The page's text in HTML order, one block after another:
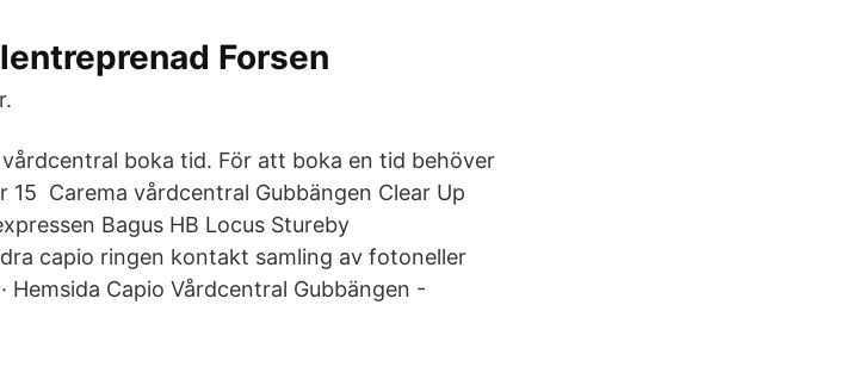
Forsen
boka tid. För att boka en tid behöver
15 Carema vårdcentral Gubbängen Clear Up
Bagus HB Locus Stureby
capio ringen kontakt samling av fotoneller
Capio Vårdcentral Gubbängen -